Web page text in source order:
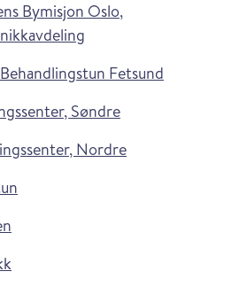
Bymisjon Oslo,
Fetsund
Søndre
Nordre